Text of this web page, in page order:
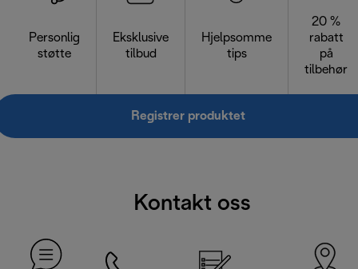
Personlig
støtte
Eksklusive
tilbud
Hjelpsomme
tips
20 %
rabatt
på
tilbehør
Registrer produktet
Kontakt oss